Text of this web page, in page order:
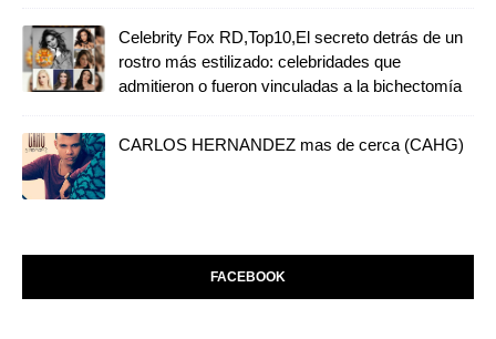
Celebrity Fox RD,Top10,El secreto detrás de un
rostro más estilizado: celebridades que
admitieron o fueron vinculadas a la bichectomía
CARLOS HERNANDEZ mas de cerca (CAHG)
FACEBOOK